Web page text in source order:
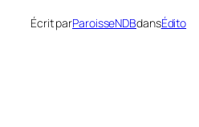
Écrit parParoisseNDBdansÉdito